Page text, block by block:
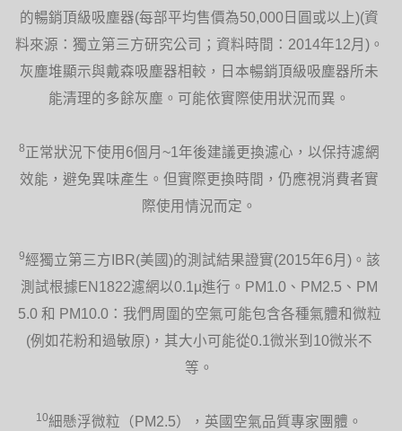
的暢銷頂級吸塵器(每部平均售價為50,000日圓或以上)(資
料來源：獨立第三方研究公司；資料時間：2014年12月)。
灰塵堆顯示與戴森吸塵器相較，日本暢銷頂級吸塵器所未
能清理的多餘灰塵。可能依實際使用狀況而異。
8正常狀況下使用6個月~1年後建議更換濾心，以保持濾網
效能，避免異味產生。但實際更換時間，仍應視消費者實
際使用情況而定。
9經獨立第三方IBR(美國)的測試結果證實(2015年6月)。該
測試根據EN1822濾網以0.1µ進行。PM1.0、PM2.5、PM
5.0 和 PM10.0：我們周圍的空氣可能包含各種氣體和微粒
(例如花粉和過敏原)，其大小可能從0.1微米到10微米不
等。
10細懸浮微粒（PM2.5），英國空氣品質專家團體。